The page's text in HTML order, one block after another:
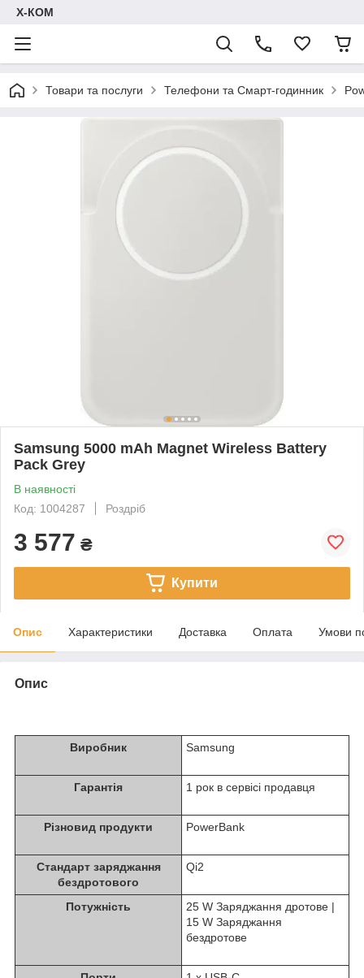
Х-КОМ
Товари та послуги Телефони та Смарт-годинник
Samsung 5000 mAh Magnet Wireless Battery
Pack Grey
В наявності
Код: 1004287
Роздріб
3 577 ₴
Купити
Опис Характеристики Доставка Оплата Умови
Опис
Виробник Samsung
Гарантія 1 рок в сервісі продавця
Різновид продукти PowerBank
Стандарт заряджання
бездротового
Qi2
Потужність
25 W Заряджання дротове |
15 W Заряджання
бездротове